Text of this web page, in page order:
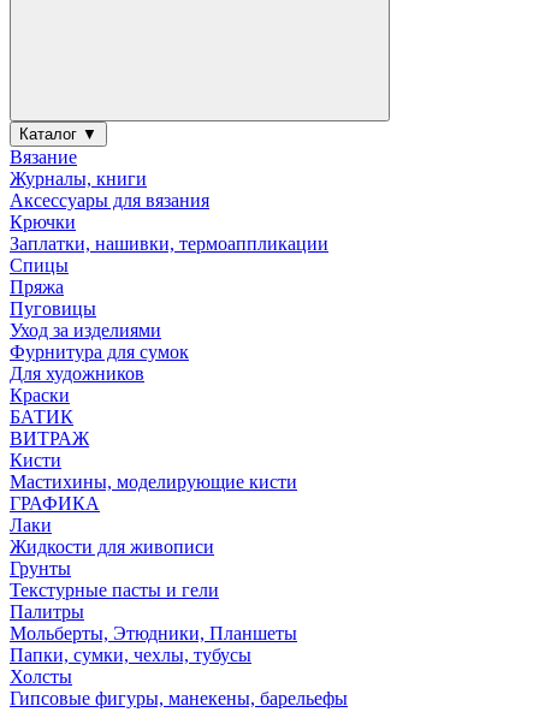
Каталог ▼
Вязание
Журналы, книги
Аксессуары для вязания
Крючки
Заплатки, нашивки, термоаппликации
Спицы
Пряжа
Пуговицы
Уход за изделиями
Фурнитура для сумок
Для художников
Краски
БАТИК
ВИТРАЖ
Кисти
Мастихины, моделирующие кисти
ГРАФИКА
Лаки
Жидкости для живописи
Грунты
Текстурные пасты и гели
Палитры
Мольберты, Этюдники, Планшеты
Папки, сумки, чехлы, тубусы
Холсты
Гипсовые фигуры, манекены, барельефы